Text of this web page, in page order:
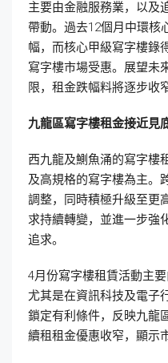
主要由金融服務業，以及
帶動。過去12個月中環核
幅，而核心甲級寫字樓錄
寫字樓市場受惠。展望未
限，租金跌幅料將逐步收
九龍區寫字樓租金接近見
西九龍及鰂魚涌的寫字樓
及高規格的寫字樓為主。
調整，同時積極升級至更
求持續轉變，並進一步強
追求。
4月份寫字樓租賃活動主
尤其是在資訊科技及電子
鎖定有利條件，反映九龍
續租租金優惠收窄，顯示